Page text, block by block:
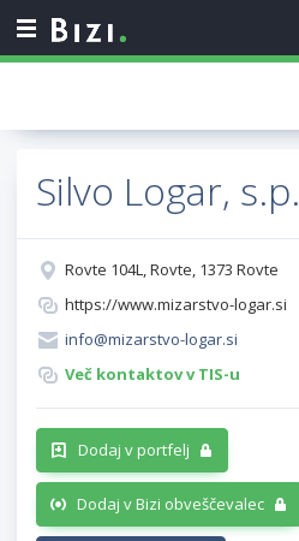
Silvo Logar, s.p.
Rovte 104L, Rovte, 1373 Rovte
https://www.mizarstvo-logar.si
info@mizarstvo-logar.si
Več kontaktov v TIS-u
Dodaj v portfelj
Dodaj v Bizi obveščevalec